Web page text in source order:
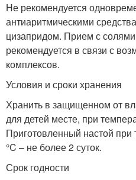
Не рекомендуется
антиаритмическими
цизапридом. Прием с
рекомендуется в связи с
комплексов.
Условия и сроки хранения
Хранить в защищенном от
для детей месте, при
Приготовленный настой при
°C – не более 2 суток.
Срок годности